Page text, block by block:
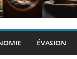
ÉVASION